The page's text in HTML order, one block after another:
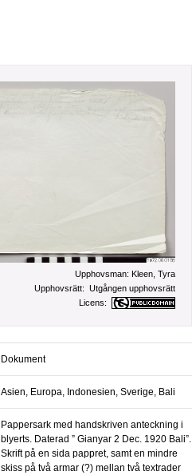
Upphovsman: Kleen, Tyra
Upphovsrätt: Utgången upphovsrätt
Licens:
Dokument
Asien, Europa, Indonesien, Sverige, Bali
Pappersark med handskriven anteckning i
blyerts. Daterad ” Gianyar 2 Dec. 1920 Bali”.
Skrift på en sida pappret, samt en mindre
skiss på två armar (?) mellan två textrader